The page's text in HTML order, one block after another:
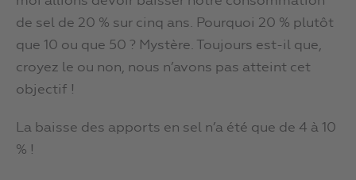
de sel de 20 % sur cinq ans. Pourquoi 20 % plutôt
que 10 ou que 50 ? Mystère. Toujours est-il que,
croyez le ou non, nous n’avons pas atteint cet
objectif !
La baisse des apports en sel n’a été que de 4 à 10
% !